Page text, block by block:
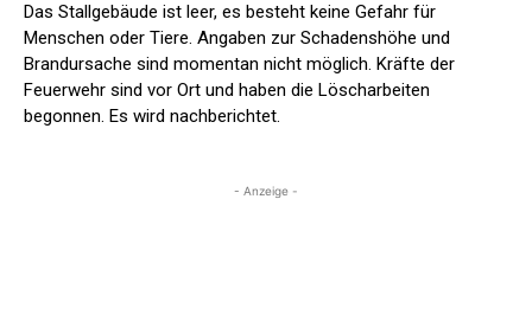
Das Stallgebäude ist leer, es besteht keine Gefahr für
Menschen oder Tiere. Angaben zur Schadenshöhe und
Brandursache sind momentan nicht möglich. Kräfte der
Feuerwehr sind vor Ort und haben die Löscharbeiten
begonnen. Es wird nachberichtet.
- Anzeige -